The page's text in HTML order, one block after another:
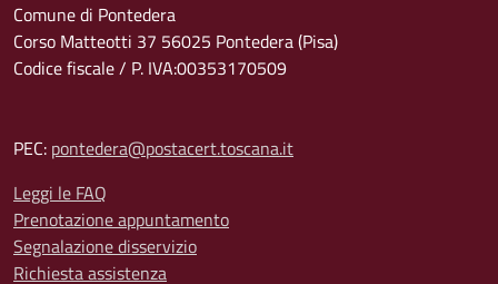
Comune di Pontedera
Corso Matteotti 37 56025 Pontedera (Pisa)
Codice fiscale / P. IVA:00353170509
PEC: pontedera@postacert.toscana.it
Leggi le FAQ
Prenotazione appuntamento
Segnalazione disservizio
Richiesta assistenza